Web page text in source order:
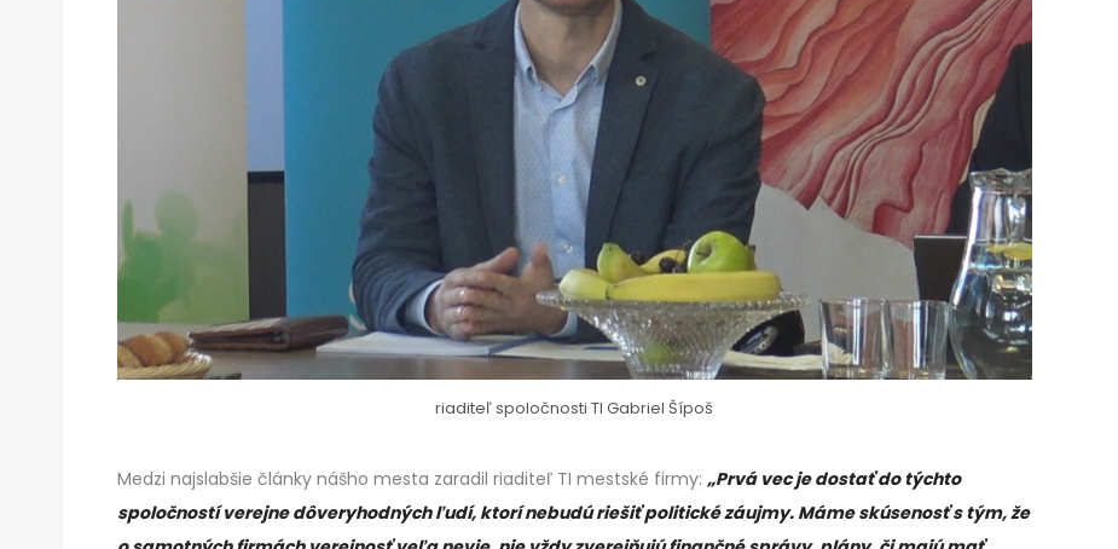
riaditeľ spoločnosti TI Gabriel Šípoš
Medzi najslabšie články nášho mesta zaradil riaditeľ TI mestské firmy: „Prvá vec je dostať do týchto
spoločností verejne dôveryhodných ľudí, ktorí nebudú riešiť politické záujmy. Máme skúsenosť s tým, že